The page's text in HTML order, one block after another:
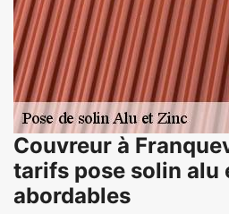
Couvreur à
tarifs pose solin alu
abordables